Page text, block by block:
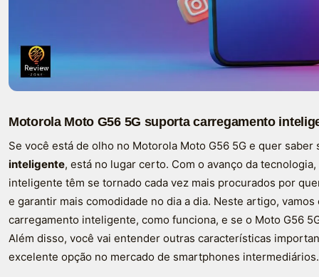
Motorola Moto G56 5G suporta carregamento
Se você está de olho no Motorola Moto G56 5G e quer
inteligente, está no lugar certo. Com o avanço da
inteligente têm se tornado cada vez mais procurados por
e garantir mais comodidade no dia a dia. Neste artigo,
carregamento inteligente, como funciona, e se o Moto G56
Além disso, você vai entender outras características
excelente opção no mercado de smartphones intermediários.